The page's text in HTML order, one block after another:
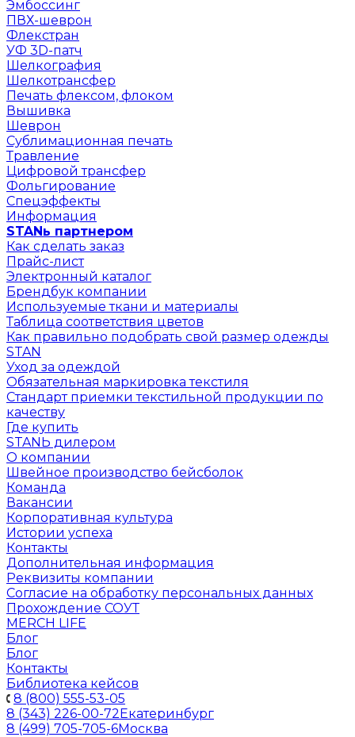
Эмбоссинг
ПВХ-шеврон
Флекстран
УФ 3D-патч
Шелкография
Шелкотрансфер
Печать флексом, флоком
Вышивка
Шеврон
Сублимационная печать
Травление
Цифровой трансфер
Фольгирование
Спецэффекты
Информация
STANь партнером
Как сделать заказ
Прайс-лист
Электронный каталог
Брендбук компании
Используемые ткани и материалы
Таблица соответствия цветов
Как правильно подобрать свой размер одежды
STAN
Уход за одеждой
Обязательная маркировка текстиля
Стандарт приемки текстильной продукции по
качеству
Где купить
STANЬ дилером
О компании
Швейное производство бейсболок
Команда
Вакансии
Корпоративная культура
Истории успеха
Контакты
Дополнительная информация
Реквизиты компании
Согласие на обработку персональных данных
Прохождение СОУТ
MERCH LIFE
Блог
Блог
Контакты
Библиотека кейсов
8 (800) 555-53-05
8 (343) 226-00-72Екатеринбург
8 (499) 705-705-6Москва